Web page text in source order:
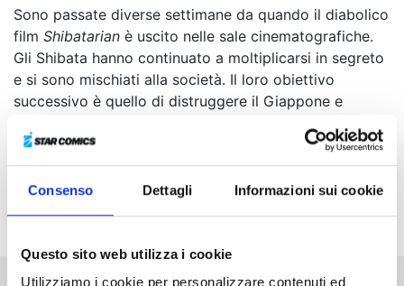
Consenso Dettagli Informazioni sui cookie
Questo sito web utilizza i cookie
Utilizziamo i cookie per personalizzare contenuti ed
Sono passate diverse settimane da quando il diabolico
film Shibatarian è uscito nelle sale cinematografiche.
Gli Shibata hanno continuato a moltiplicarsi in segreto
e si sono mischiati alla società. Il loro obiettivo
successivo è quello di distruggere il Giappone e
via al piano che prevede la trasformazione in Shibata
di tutti gli abitanti dell’arcipelago. In tutto il mondo, un
solo e unico eroe, ovvero Sato, è in grado di fermare